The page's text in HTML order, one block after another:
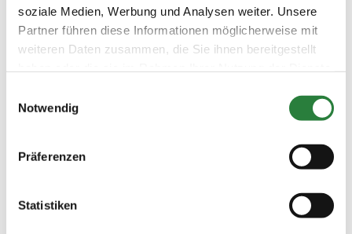
soziale Medien, Werbung und Analysen weiter. Unsere
Partner führen diese Informationen möglicherweise mit
weiteren Daten zusammen, die Sie ihnen bereitgestellt
Notwendig
Präferenzen
Statistiken
LKL/Art
2 3 4 LP
15.07.2018
9. Dressurprüfung Kl.M-Kür** DRE
500,00 €
DRE
Preisgeld